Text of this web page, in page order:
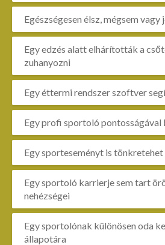
Egészségesen élsz, mégsem vagy
Egy edzés alatt elhárították a
zuhanyozni
Egy éttermi rendszer szoftver
Egy profi sportoló
Egy sporteseményt is
Egy sportoló karrierje sem tart
nehézségei
Egy sportolónak különösen oda
állapotára